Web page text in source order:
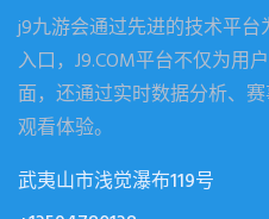
j9九游会通过先进的技术平
入口，J9.COM平台不仅为用
面，还通过实时数据分析、
观看体验。
武夷山市浅觉瀑布119号